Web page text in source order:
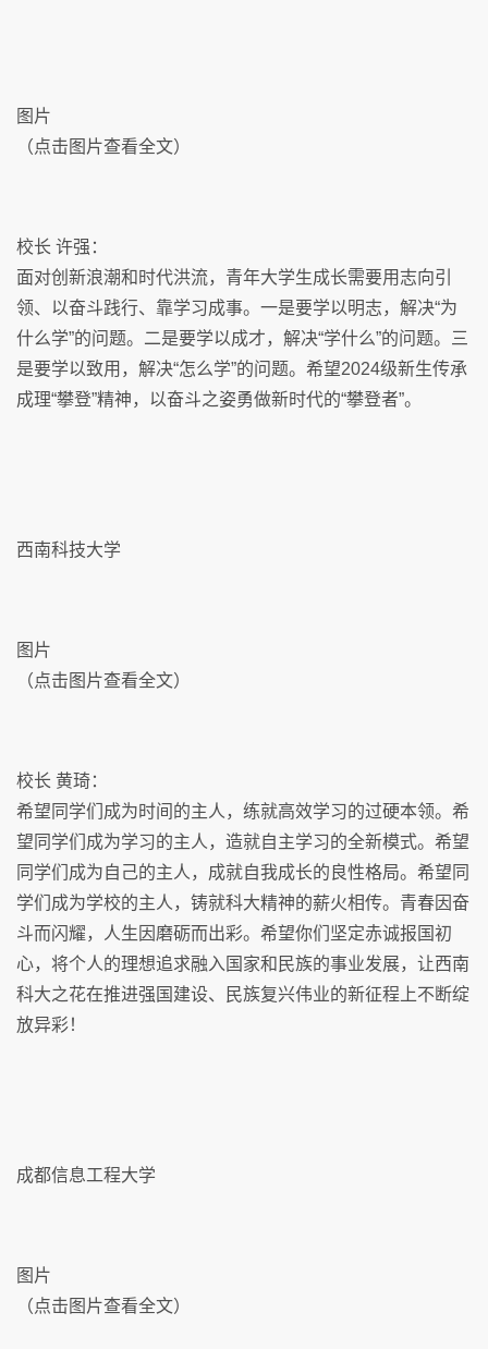
图片
（点击图片查看全文）
校长 许强：
面对创新浪潮和时代洪流，青年大学生成长需要用志向引
领、以奋斗践行、靠学习成事。一是要学以明志，解决“为
什么学”的问题。二是要学以成才，解决“学什么”的问题。三
是要学以致用，解决“怎么学”的问题。希望2024级新生传承
成理“攀登”精神，以奋斗之姿勇做新时代的“攀登者”。
西南科技大学
图片
（点击图片查看全文）
校长 黄琦：
希望同学们成为时间的主人，练就高效学习的过硬本领。希
望同学们成为学习的主人，造就自主学习的全新模式。希望
同学们成为自己的主人，成就自我成长的良性格局。希望同
学们成为学校的主人，铸就科大精神的薪火相传。青春因奋
斗而闪耀，人生因磨砺而出彩。希望你们坚定赤诚报国初
心，将个人的理想追求融入国家和民族的事业发展，让西南
科大之花在推进强国建设、民族复兴伟业的新征程上不断绽
放异彩！
成都信息工程大学
图片
（点击图片查看全文）